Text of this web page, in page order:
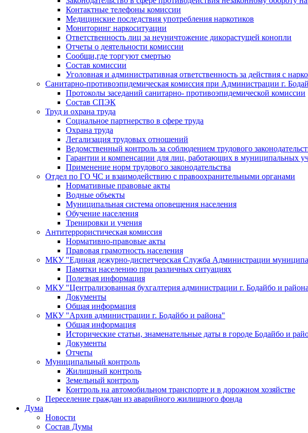
Контактные телефоны комиссии
Медицинские последствия употребления наркотиков
Мониторинг наркоситуации
Ответственность лиц за неуничтожение дикорастущей конопли
Отчеты о деятельности комиссии
Сообщи,где торгуют смертью
Состав комиссии
Уголовная и административная ответственность за действия с
Санитарно-противоэпидемическая комиссия при Администрации г.
Протоколы заседаний санитарно- противоэпидемической комиссии
Состав СПЭК
Труд и охрана труда
Социальное партнерство в сфере труда
Охрана труда
Легализация трудовых отношений
Ведомственный контроль за соблюдением трудового
Гарантии и компенсации для лиц, работающих в муниципальных
Применение норм трудового законодательства
Отдел по ГО ЧС и взаимодействию с правоохранительными органами
Нормативные правовые акты
Водные объекты
Муниципальная система оповещения населения
Обучение населения
Тренировки и учения
Антитеррористическая комиссия
Нормативно-правовые акты
Правовая грамотность населения
МКУ "Единая дежурно-диспетчерская Служба Администрации
Памятки населению при различных ситуациях
Полезная информация
МКУ "Централизованная бухгалтерия администрации г. Бодайбо и
Документы
Общая информация
МКУ "Архив администрации г. Бодайбо и района"
Общая информация
Исторические статьи, знаменательные даты в городе Бодайбо и
Документы
Отчеты
Муниципальный контроль
Жилищный контроль
Земельный контроль
Контроль на автомобильном транспорте и в дорожном хозяйстве
Переселение граждан из аварийного жилищного фонда
Дума
Новости
Состав Думы